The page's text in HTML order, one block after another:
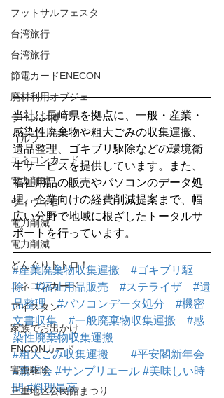
フットサルフェスタ
台湾旅行
台湾旅行
節電カードENECON
廃材利用オブジェ
ラーメン博
ゴルフ
エネコンカード
電力削減
ヴィヴィ君
電力削減
電力削減
どんぐりトトロ！
エネコンカード
アイスタン
家族でお出かけ
ENCONカード
害虫駆除
三重地区公民館まつり
当社は長崎県を拠点に、一般・産業・
感染性廃棄物や粗大ごみの収集運搬、
遺品整理、ゴキブリ駆除などの環境衛
生サービスを提供しています。また、
福祉用品の販売やパソコンのデータ処
理、企業向けの経費削減提案まで、幅
広い分野で地域に根ざしたトータルサ
ポートを行っています。
#産業廃棄物収集運搬
#ゴキブリ駆
除
#福祉用品販売 #ステライザ
#遺
品整理
#パソコンデータ処分
#機密
文書収集
#一般廃棄物収集運搬
#感
染性廃棄物収集運搬
#粗大ごみ収集運搬
#平安閣新年会
#新年会 #サンプリエール #美味しい時
間 #料理最高